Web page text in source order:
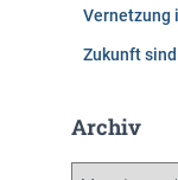
Vernetzung
Zukunft
Archiv